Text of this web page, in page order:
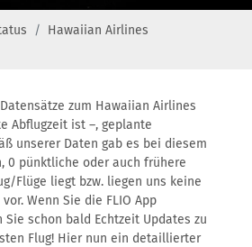
Hawaiian Airlines
zum Hawaiian Airlines
Abflugzeit ist –, geplante
unserer Daten gab es bei diesem
0 pünktliche oder auch frühere
Flüge liegt bzw. liegen uns keine
Wenn Sie die FLIO App
schon bald Echtzeit Updates zu
Flug! Hier nun ein detaillierter